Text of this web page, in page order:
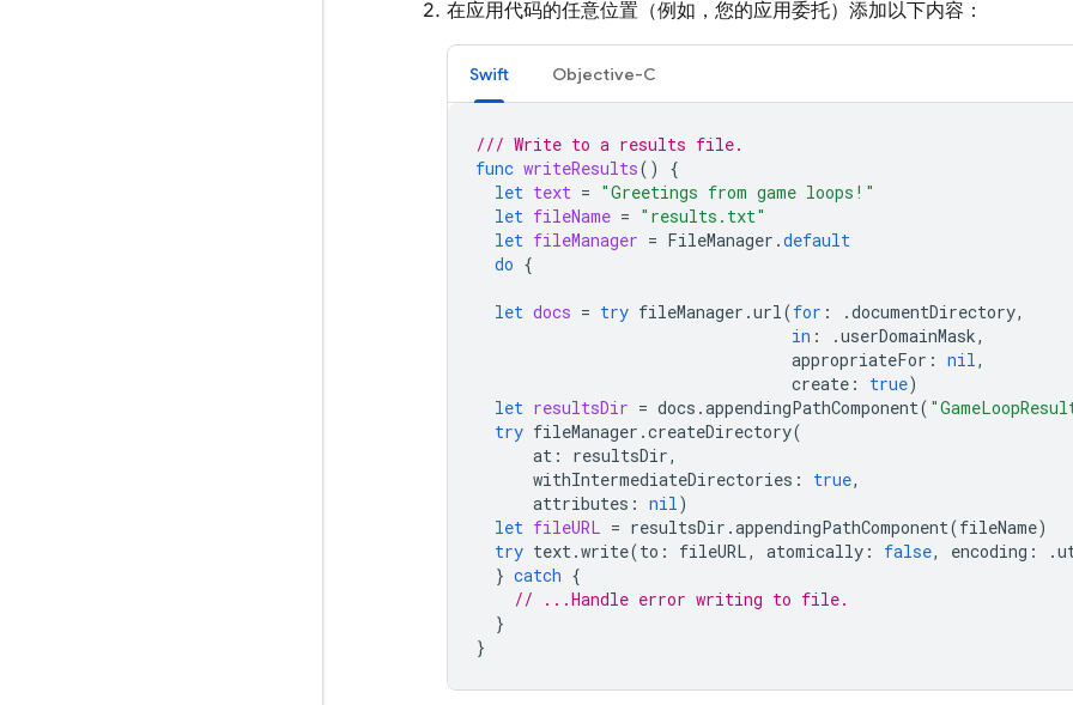
在应用代码的任意位置（例如，您的应用委托）添加以下内容：
Swift Objective-C
/// Write to a results file.
func writeResults()
{
let text = "Greetings from game loops!"
let fileName = "results.txt"
let fileManager = FileManager .default
do {
let docs = try fileManager .url(for : .documentDirectory,
in : .userDomainMask,
appropriateFor : nil,
create : true)
let resultsDir = docs .appendingPathComponent(
try fileManager .createDirectory(
at : resultsDir,
withIntermediateDirectories : true,
attributes : nil)
let fileURL = resultsDir .appendingPathComponent(fileName)
try text.write(to : fileURL, atomically : false, encoding : .
} catch {
// ...Handle error writing to file.
}
}